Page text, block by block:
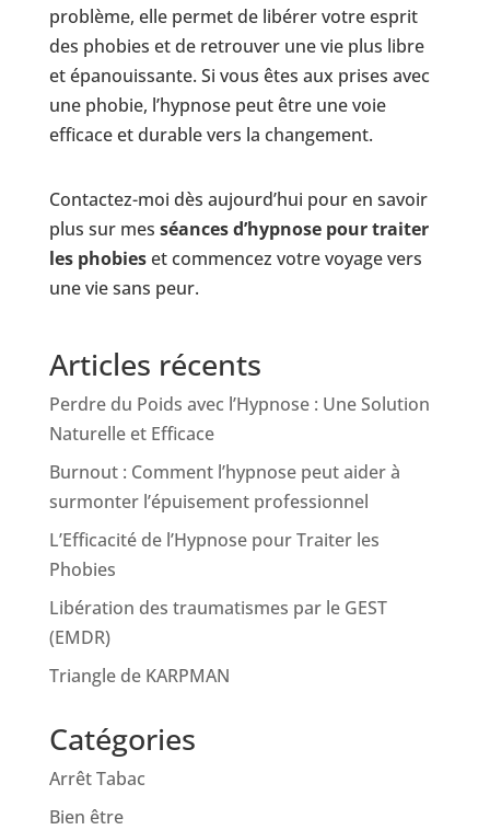
problème, elle permet de libérer votre esprit
des phobies et de retrouver une vie plus libre
et épanouissante. Si vous êtes aux prises avec
une phobie, l’hypnose peut être une voie
efficace et durable vers la changement.
Contactez-moi dès aujourd’hui pour en savoir
plus sur mes séances d’hypnose pour traiter
les phobieset commencez votre voyage vers
une vie sans peur.
Articles récents
Perdre du Poids avec l’Hypnose : Une Solution
Naturelle et Efficace
Burnout : Comment l’hypnose peut aider à
surmonter l’épuisement professionnel
L’Efficacité de l’Hypnose pour Traiter les
Phobies
Libération des traumatismes par le GEST
(EMDR)
Triangle de KARPMAN
Catégories
Arrêt Tabac
Bien être